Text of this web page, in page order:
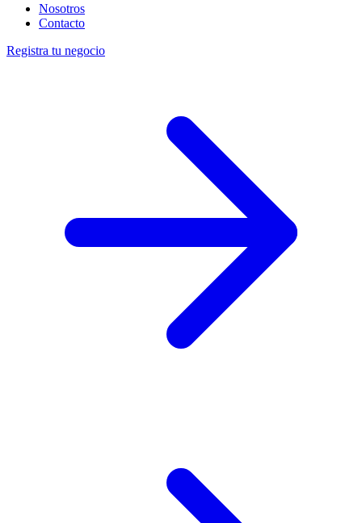
Nosotros
Contacto
Registra tu negocio